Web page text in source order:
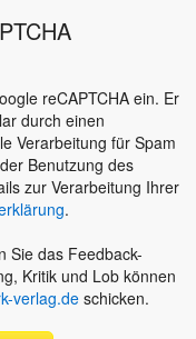
reCAPTCHA ein. Er
durch einen
Verarbeitung für Spam
Benutzung des
zur Verarbeitung Ihrer
.
Sie das Feedback-
Kritik und Lob können
verlag.deschicken.